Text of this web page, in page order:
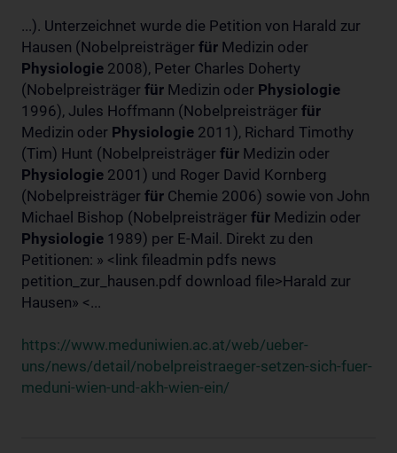
...). Unterzeichnet wurde die Petition von Harald zur
Hausen (Nobelpreisträger für Medizin oder
Physiologie 2008), Peter Charles Doherty
(Nobelpreisträger für Medizin oder Physiologie
1996), Jules Hoffmann (Nobelpreisträger für
Medizin oder Physiologie 2011), Richard Timothy
(Tim) Hunt (Nobelpreisträger für Medizin oder
Physiologie 2001) und Roger David Kornberg
(Nobelpreisträger für Chemie 2006) sowie von John
Michael Bishop (Nobelpreisträger für Medizin oder
Physiologie 1989) per E-Mail. Direkt zu den
Petitionen: » <link fileadmin pdfs news
petition_zur_hausen.pdf download file>Harald zur
Hausen» <...
https://www.meduniwien.ac.at/web/ueber-
uns/news/detail/nobelpreistraeger-setzen-sich-fuer-
meduni-wien-und-akh-wien-ein/